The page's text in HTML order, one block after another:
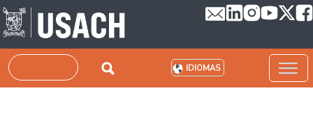
Pasar al contenido principal
Buscar IDIOMAS